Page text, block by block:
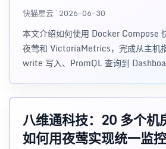
快猫星云 · 2026-06-30
本文介绍如何使用 Docker Compose
夜莺和 VictoriaMetrics，完成从主机
write 写入、PromQL 查询到
八维通科技：20 多个机
如何用夜莺实现统一监